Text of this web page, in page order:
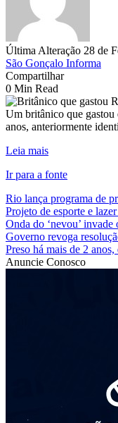
Última Alteração 28 de
São Gonçalo Informa
Compartilhar
0 Min Read
Um britânico que gastou
anos, anteriormente
Leia mais
Ir para a fonte
Rio lança programa de
Projeto de esporte e
Onda do ‘nevou’
Governo revoga
Preso há mais de 2
Anuncie Conosco